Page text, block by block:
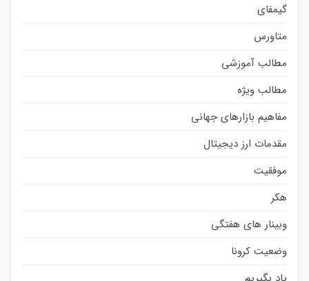
گیمفای
متاورس
مطالب آموزشی
مطالب ویژه
مفاهیم بازارهای جهانی
مقدمات ارز دیجیتال
موفقیت
هکر
وبینار های هفتگی
وضعیت کرونا